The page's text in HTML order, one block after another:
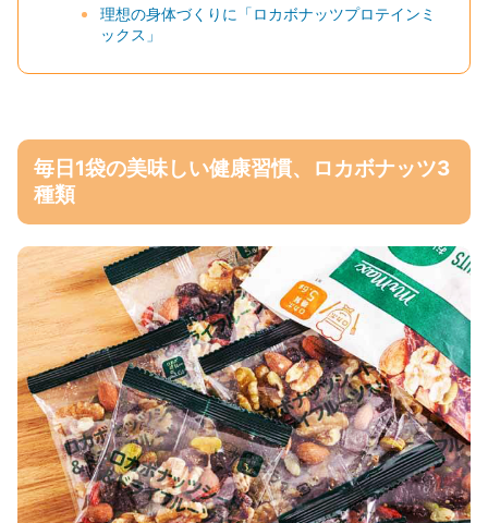
理想の身体づくりに「ロカボナッツプロテインミ
ックス」
毎日1袋の美味しい健康習慣、ロカボナッツ3
種類